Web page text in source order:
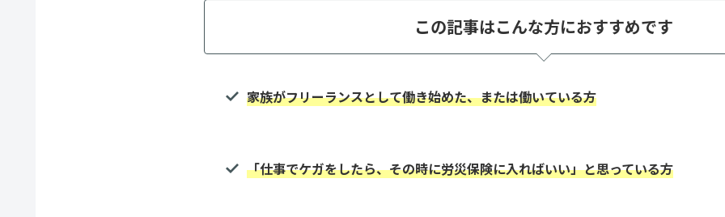
この記事はこんな方におすすめです
家族がフリーランスとして働き始めた、または働いている方
「仕事でケガをしたら、その時に労災保険に入ればいい」と思っている方